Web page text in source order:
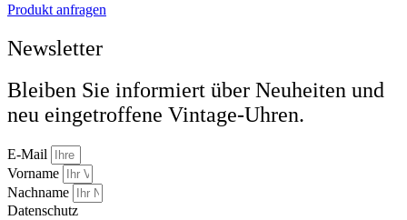
Produkt anfragen
Newsletter
Bleiben Sie informiert über Neuheiten und
neu eingetroffene Vintage-Uhren.
E-Mail
Vorname
Nachname
Datenschutz